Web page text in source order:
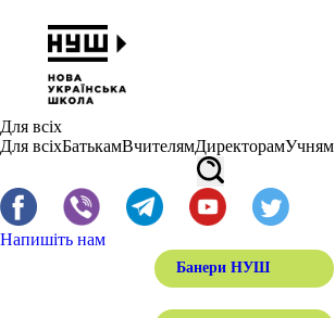
Для всіх
Для всіхБатькамВчителямДиректорамУчням
Напишіть нам
Банери НУШ